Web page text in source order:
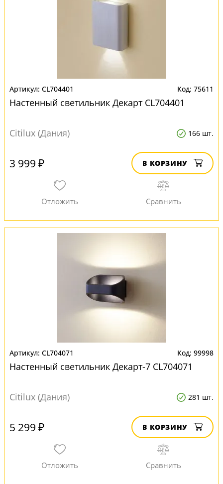
CL704401 75611
Настенный светильник Декарт CL704401
Citilux (Дания) 166 шт.
3 999 ₽ В КОРЗИНУ
CL704071 99998
Настенный светильник Декарт-7 CL704071
Citilux (Дания) 281 шт.
5 299 ₽ В КОРЗИНУ